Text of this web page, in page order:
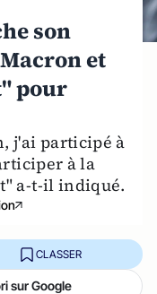
son
et
pour
j'ai participé à
à la
a-t-il indiqué.
CLASSER
sur Google